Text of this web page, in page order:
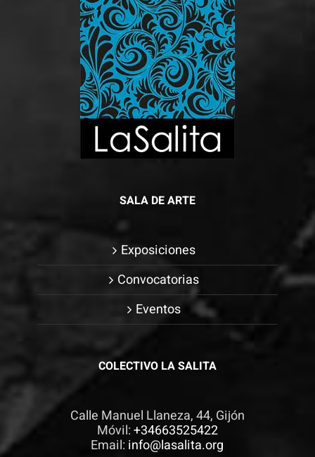
SALA DE ARTE
Exposiciones
Convocatorias
Eventos
COLECTIVO LA SALITA
Calle Manuel Llaneza, 44, Gijón
Móvil:+34663525422
Email: info@lasalita.org